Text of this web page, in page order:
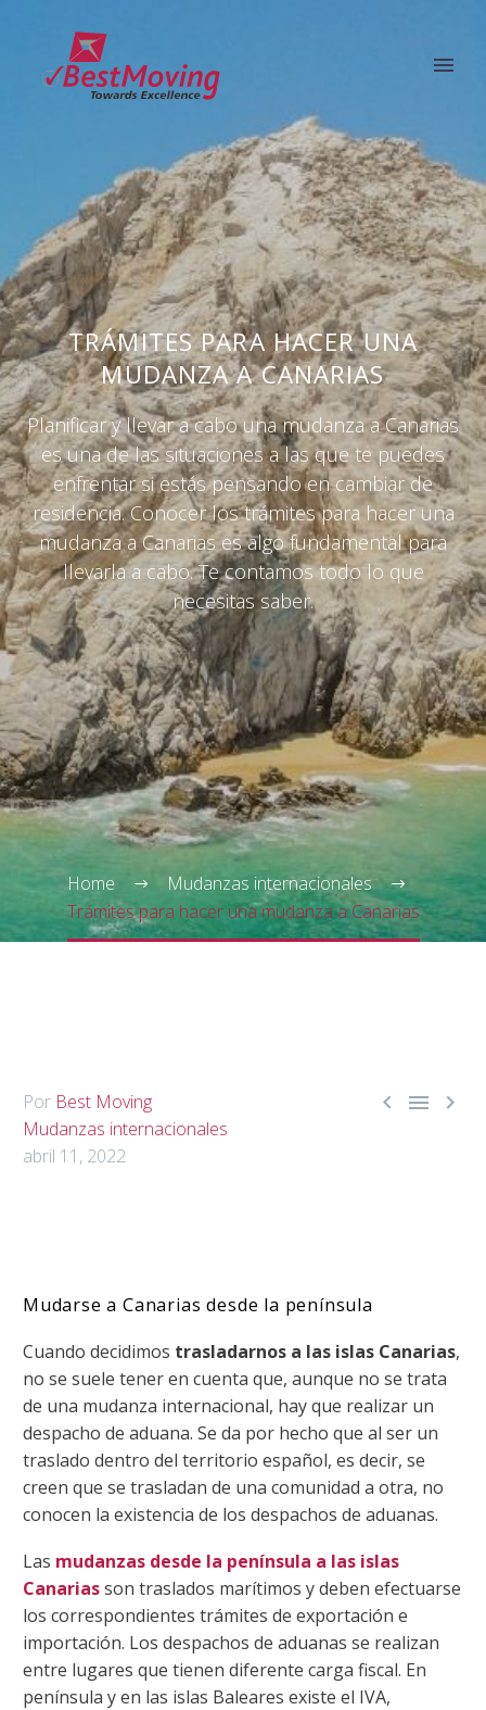
Spanish ▼
TRÁMITES PARA HACER UNA
MUDANZA A CANARIAS
Planificar y llevar a cabo una mudanza a Canarias
es una de las situaciones a las que te puedes
enfrentar si estás pensando en cambiar de
residencia. Conocer los trámites para hacer una
mudanza a Canarias es algo fundamental para
llevarla a cabo. Te contamos todo lo que
necesitas saber.
Home
Mudanzas internacionales
Trámites para hacer una mudanza a Canarias
  
Por Best Moving
Mudanzas internacionales
abril 11, 2022
Mudarse a Canarias desde la península
Cuando decidimos trasladarnos a las islas Canarias,
no se suele tener en cuenta que, aunque no se trata
de una mudanza internacional, hay que realizar un
despacho de aduana. Se da por hecho que al ser un
traslado dentro del territorio español, es decir, se
creen que se trasladan de una comunidad a otra, no
conocen la existencia de los despachos de aduanas.
Las mudanzas desde la península a las islas
Canariasson traslados marítimos y deben efectuarse
los correspondientes trámites de exportación e
importación. Los despachos de aduanas se realizan
entre lugares que tienen diferente carga fiscal. En
península y en las islas Baleares existe el IVA,